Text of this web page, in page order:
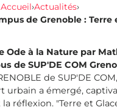
Accueil›Actualités›
de Grenoble : Terre
Ode à la Nature par
de SUP'DE COM
de SUP'DE
urbain a émergé,
réflexion. "Terre et